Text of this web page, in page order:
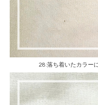
28:落ち着いたカラー